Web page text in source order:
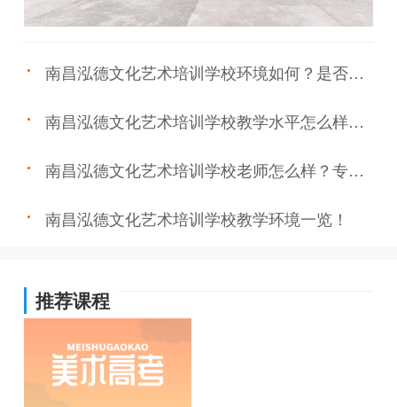
南昌泓德文化艺术培训学校环境如何？是否舒
南昌泓德文化艺术培训学校教学水平怎么样？
南昌泓德文化艺术培训学校老师怎么样？专不
南昌泓德文化艺术培训学校教学环境一览！
推荐课程